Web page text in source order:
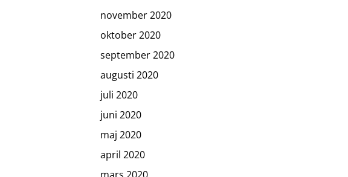
november 2020
oktober 2020
september 2020
augusti 2020
juli 2020
juni 2020
maj 2020
april 2020